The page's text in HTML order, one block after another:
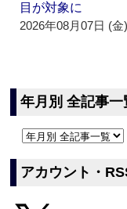
目が対象に
2026年08月07日 (金)
年月別 全記事一
アカウント・